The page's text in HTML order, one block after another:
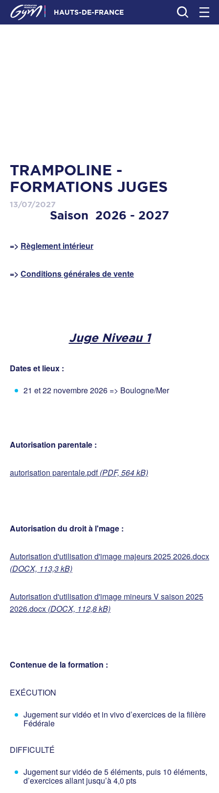
HAUTS-DE-FRANCE
TRAMPOLINE -
FORMATIONS JUGES
13/07/2027
Saison 2026 - 2027
=> Règlement intérieur
=> Conditions générales de vente
Juge Niveau 1
Dates et lieux :
21 et 22 novembre 2026 => Boulogne/Mer
Autorisation parentale :
autorisation parentale.pdf(PDF, 564 kB)
Autorisation du droit à l'mage :
Autorisation d'utilisation d'image majeurs 2025 2026.docx
(DOCX, 113,3 kB)
Autorisation d'utilisation d'image mineurs V saison 2025
2026.docx (DOCX, 112,8 kB)
Contenue de la formation :
EXÉCUTION
Jugement sur vidéo et in vivo d’exercices de la filière
Fédérale
DIFFICULTÉ
Jugement sur vidéo de 5 éléments, puis 10 éléments,
d’exercices allant jusqu’à 4,0 pts